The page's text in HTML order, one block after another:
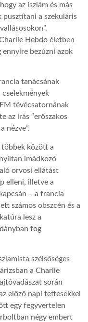
az iszlám és más
a szekuláris
Hebdo életben
ennyire bezúzni azok
tanácsának
tévécsatornának
az írás “erőszakos
nézve”.
között a
imádkozó
orvosi ellátást
elleni, illetve a
– a francia
számos obszcén és a
lesz a
fog
szélsőséges
a Charlie
során
előző napi tettesekkel
egy fegyvertelen
négy embert